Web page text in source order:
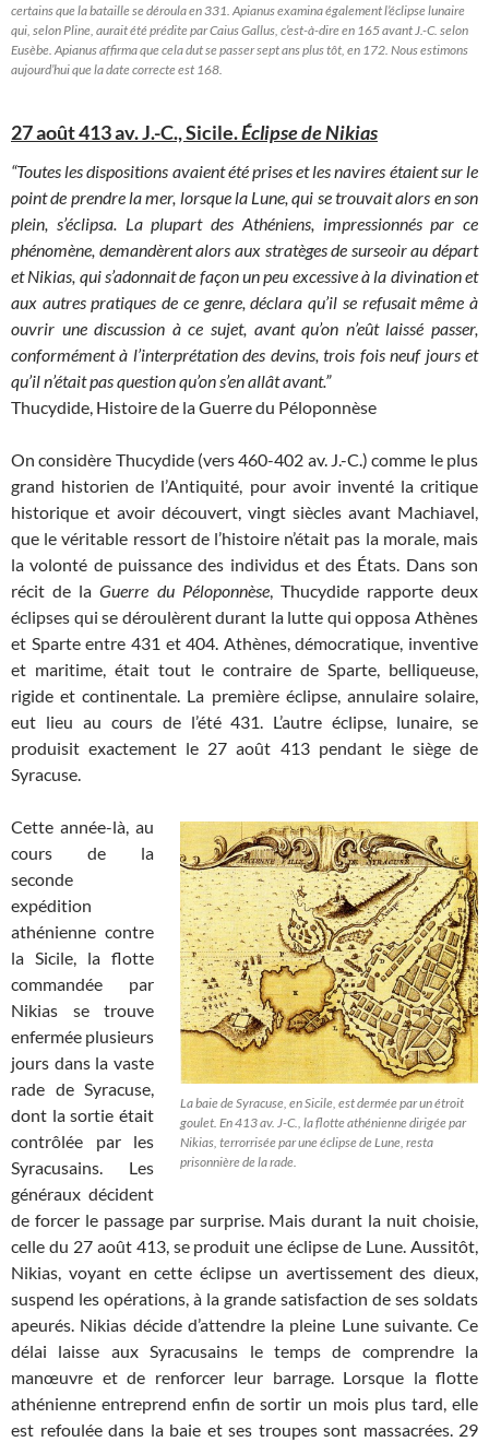
certains que la bataille se déroula en 331. Apianus examina également l’éclipse lunaire
qui, selon Pline, aurait été prédite par Caius Gallus, c’est-à-dire en 165 avant J.-C. selon
Eusèbe. Apianus affirma que cela dut se passer sept ans plus tôt, en 172. Nous estimons
aujourd’hui que la date correcte est 168.
27 août 413 av. J.-C., Sicile.Éclipse de Nikias
“Toutes les dispositions avaient été prises et les navires étaient sur le
point de prendre la mer, lorsque la Lune, qui se trouvait alors en son
plein, s’éclipsa. La plupart des Athéniens, impressionnés par ce
phénomène, demandèrent alors aux stratèges de surseoir au départ
et Nikias, qui s’adonnait de façon un peu excessive à la divination et
aux autres pratiques de ce genre, déclara qu’il se refusait même à
ouvrir une discussion à ce sujet, avant qu’on n’eût laissé passer,
conformément à l’interprétation des devins, trois fois neuf jours et
qu’il n’était pas question qu’on s’en allât avant.”
Thucydide, Histoire de la Guerre du Péloponnèse
On considère Thucydide (vers 460-402 av. J.-C.) comme le plus
grand historien de l’Antiquité, pour avoir inventé la critique
historique et avoir découvert, vingt siècles avant Machiavel,
que le véritable ressort de l’histoire n’était pas la morale, mais
la volonté de puissance des individus et des États. Dans son
récit de laGuerre du Péloponnèse, Thucydide rapporte deux
éclipses qui se déroulèrent durant la lutte qui opposa Athènes
et Sparte entre 431 et 404. Athènes, démocratique, inventive
et maritime, était tout le contraire de Sparte, belliqueuse,
rigide et continentale. La première éclipse, annulaire solaire,
eut lieu au cours de l’été 431. L’autre éclipse, lunaire, se
produisit exactement le 27 août 413 pendant le siège de
Syracuse.
La baie de Syracuse, en Sicile, est dermée par un étroit
goulet. En 413 av. J-C., la flotte athénienne dirigée par
Nikias, terrorrisée par une éclipse de Lune, resta
prisonnière de la rade.
Cette année-là, au
cours de la
seconde
expédition
athénienne contre
la Sicile, la flotte
commandée par
Nikias se trouve
enfermée plusieurs
jours dans la vaste
rade de Syracuse,
dont la sortie était
contrôlée par les
Syracusains. Les
généraux décident
de forcer le passage par surprise. Mais durant la nuit choisie,
celle du 27 août 413, se produit une éclipse de Lune. Aussitôt,
Nikias, voyant en cette éclipse un avertissement des dieux,
suspend les opérations, à la grande satisfaction de ses soldats
apeurés. Nikias décide d’attendre la pleine Lune suivante. Ce
délai laisse aux Syracusains le temps de comprendre la
manœuvre et de renforcer leur barrage. Lorsque la flotte
athénienne entreprend enfin de sortir un mois plus tard, elle
est refoulée dans la baie et ses troupes sont massacrées. 29